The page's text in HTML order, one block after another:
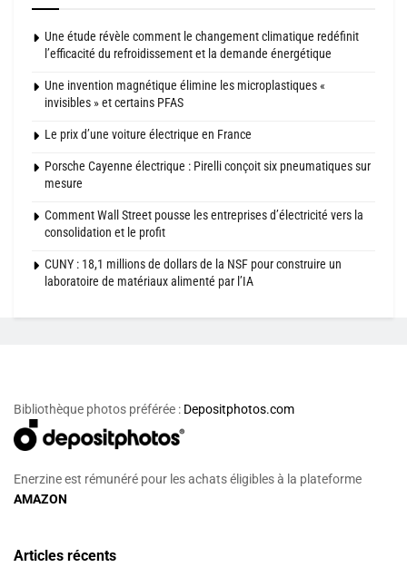
Une étude révèle comment le changement climatique redéfinit
l’efficacité du refroidissement et la demande énergétique
Une invention magnétique élimine les microplastiques «
invisibles » et certains PFAS
Le prix d’une voiture électrique en France
Porsche Cayenne électrique : Pirelli conçoit six pneumatiques sur
mesure
Comment Wall Street pousse les entreprises d’électricité vers la
consolidation et le profit
CUNY : 18,1 millions de dollars de la NSF pour construire un
laboratoire de matériaux alimenté par l’IA
Bibliothèque photos préférée : Depositphotos.com
Enerzine est rémunéré pour les achats éligibles à la plateforme
AMAZON
Articles récents